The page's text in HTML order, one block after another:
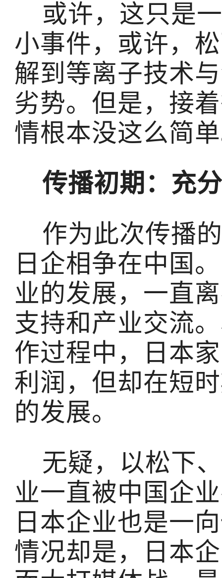
或许，这只是
小事件，或许，
解到等离子技术
劣势。但是，接
情根本没这么
传播初期：充
作为此次传播
日企相争在中国
业的发展，一直
支持和产业交流
作过程中，日本
利润，但却在短
的发展。
无疑，以松下
业一直被中国企
日本企业也是一
情况却是，日本